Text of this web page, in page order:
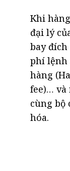
Khi
đại lý
bay
phí lệnh
hàng
fee)… và
cùng bộ
hóa.